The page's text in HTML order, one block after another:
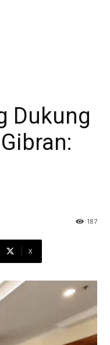
Dukung
187
X